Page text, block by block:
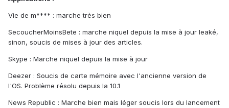
Vie de m**** : marche très bien
SecoucherMoinsBete : marche niquel depuis la mise à jour leaké,
sinon, soucis de mises à jour des articles.
Skype : Marche niquel depuis la mise à jour
Deezer : Soucis de carte mémoire avec l'ancienne version de
l'OS. Problème résolu depuis la 10.1
News Republic : Marche bien mais léger soucis lors du lancement